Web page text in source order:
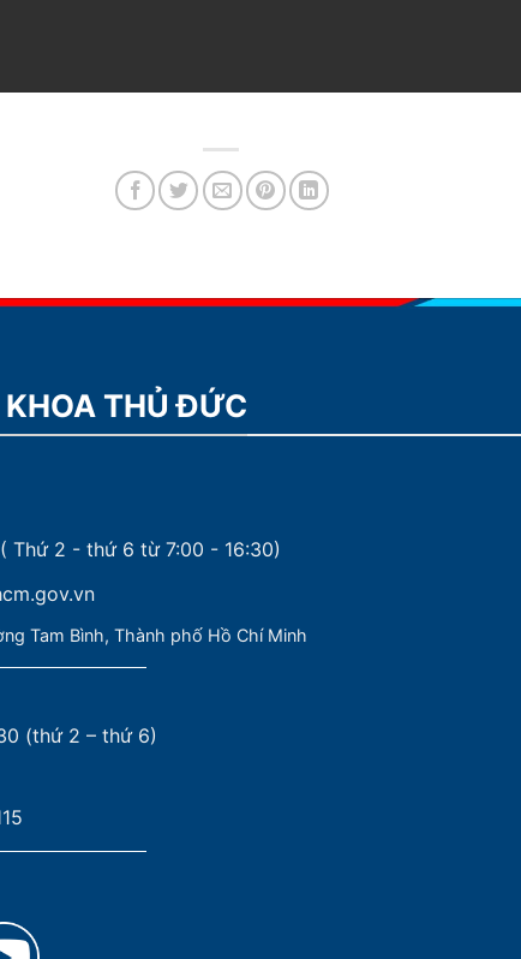
THỦ ĐỨC
( Thứ 2 - thứ 6 từ 7:00 - 16:30)
Tam Bình, Thành phố Hồ Chí Minh
(thứ 2 – thứ 6)